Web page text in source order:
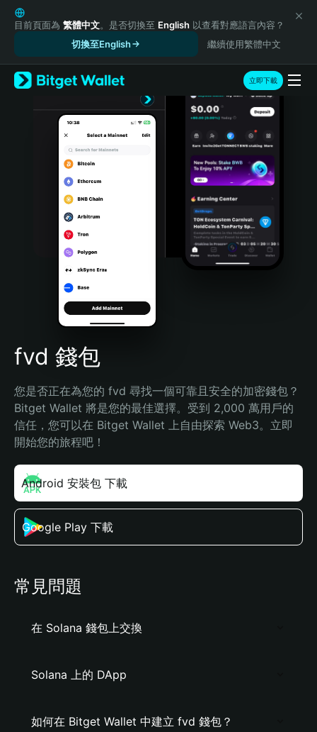
English
日本語
Русский
Español (Latinoamérica)
Türkçe
Português (Portugal)
Bahasa Indonesia
Português (Brasil)
Español (Argentina)
目前頁面為 繁體中文。是否切換至 English 以查看對應語言內容？
切換至English
繼續使用繁體中文
立即下載
fvd 錢包
您是否正在為您的 fvd 尋找一個可靠且安全的加密錢包？
Bitget Wallet 將是您的最佳選擇。受到 2,000 萬用戶的
信任，您可以在 Bitget Wallet 上自由探索 Web3。立即
開始您的旅程吧！
Android 安裝包 下載
Google Play 下載
常見問題
在 Solana 錢包上交換
Solana 上的 DApp
如何在 Bitget Wallet 中建立 fvd 錢包？